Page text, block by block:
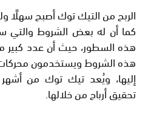
الربح من التيك توك أصبح سهلًا
كما أن له بعض الشروط
هذه السطور، حيث أن عدد
هذه الشروط ويستخدمون
إليها، ويُعد تيك توك من
تحقيق أرباح من خلالها.